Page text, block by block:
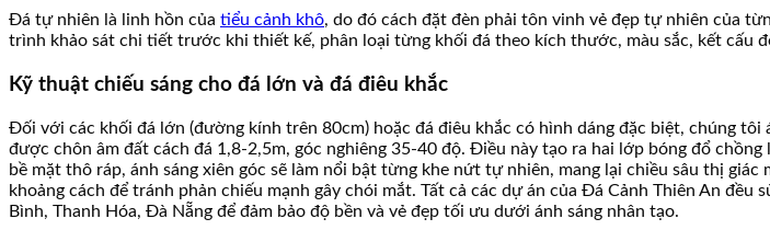
Đá tự nhiên là linh hồn của tiểu cảnh khô, do đó cách đặt đèn phải tôn vinh vẻ đẹp tự nhiên của
trình khảo sát chi tiết trước khi thiết kế, phân loại từng khối đá theo kích thước, màu sắc, kết cấu
Kỹ thuật chiếu sáng cho đá lớn và đá điêu khắc
Đối với các khối đá lớn (đường kính trên 80cm) hoặc đá điêu khắc có hình dáng đặc biệt, chúng
được chôn âm đất cách đá 1,8-2,5m, góc nghiêng 35-40 độ. Điều này tạo ra hai lớp bóng đổ
bề mặt thô ráp, ánh sáng xiên góc sẽ làm nổi bật từng khe nứt tự nhiên, mang lại chiều sâu thị
khoảng cách để tránh phản chiếu mạnh gây chói mắt. Tất cả các dự án của Đá Cảnh Thiên An đều
Bình, Thanh Hóa, Đà Nẵng để đảm bảo độ bền và vẻ đẹp tối ưu dưới ánh sáng nhân tạo.